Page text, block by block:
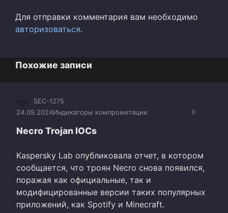
Для отправки комментария вам необходимо
авторизоваться.
Похожие записи
0
SEC-1275
24.09.2024Индикаторы компрометации
Necro Trojan IOCs
Kaspersky Lab опубликовала отчет, в котором
сообщается, что троян Necro снова появился,
поражая как официальные, так и
модифицированные версии таких популярных
приложений, как Spotify и Minecraft.